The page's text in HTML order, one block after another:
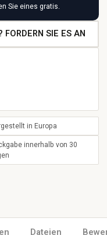
Sie eines gratis.
SIE ES AN
in Europa
innerhalb von 30
Dateien